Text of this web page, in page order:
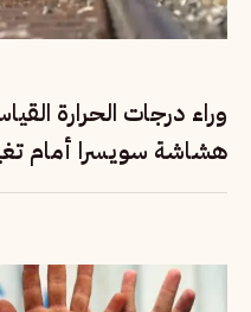
هشاشة سويسرا أمام